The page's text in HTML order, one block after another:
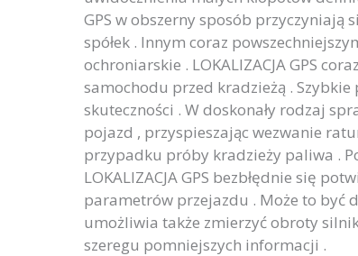
GPS w obszerny sposób
spółek . Innym coraz
ochroniarskie . LOKALIZACJA GPS
samochodu przed kradzieżą .
skuteczności . W doskonały rodzaj
pojazd , przyspieszając wezwanie
przypadku próby kradzieży paliwa .
LOKALIZACJA GPS bezbłędnie się
parametrów przejazdu . Może to być
umożliwia także zmierzyć obroty
szeregu pomniejszych informacji .